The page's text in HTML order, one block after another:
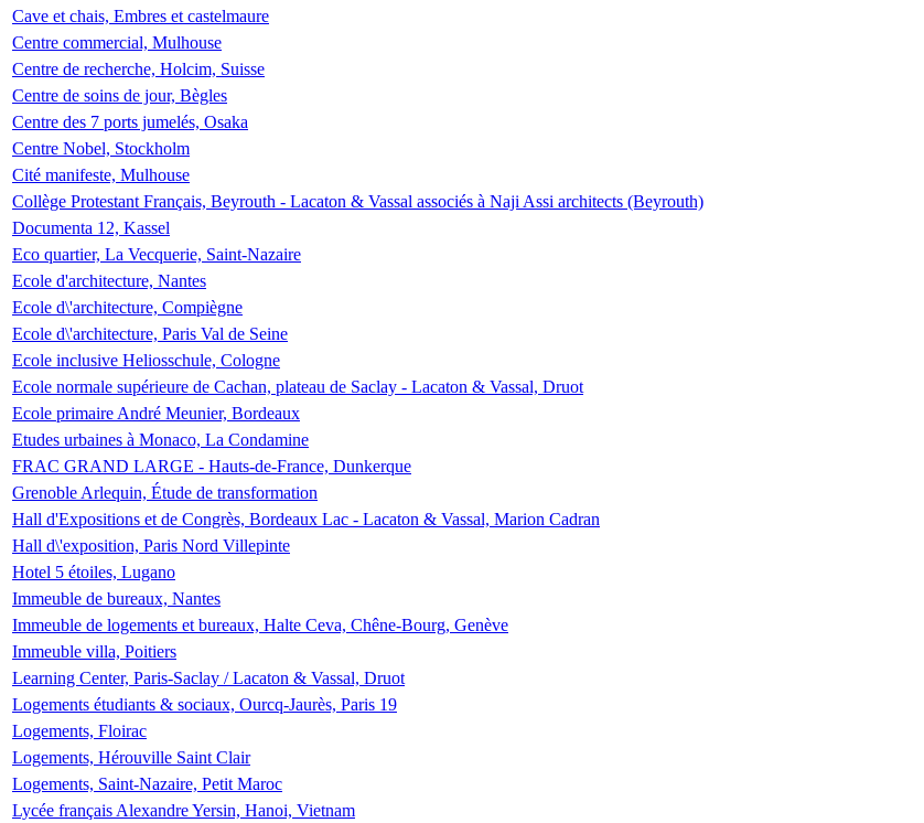
Cave et chais, Embres et castelmaure
Centre commercial, Mulhouse
Centre de recherche, Holcim, Suisse
Centre de soins de jour, Bègles
Centre des 7 ports jumelés, Osaka
Centre Nobel, Stockholm
Cité manifeste, Mulhouse
Collège Protestant Français, Beyrouth - Lacaton & Vassal associés à Naji Assi architects (Beyrouth)
Documenta 12, Kassel
Eco quartier, La Vecquerie, Saint-Nazaire
Ecole d'architecture, Nantes
Ecole d\'architecture, Compiègne
Ecole d\'architecture, Paris Val de Seine
Ecole inclusive Heliosschule, Cologne
Ecole normale supérieure de Cachan, plateau de Saclay - Lacaton & Vassal, Druot
Ecole primaire André Meunier, Bordeaux
Etudes urbaines à Monaco, La Condamine
FRAC GRAND LARGE - Hauts-de-France, Dunkerque
Grenoble Arlequin, Étude de transformation
Hall d'Expositions et de Congrès, Bordeaux Lac - Lacaton & Vassal, Marion Cadran
Hall d\'exposition, Paris Nord Villepinte
Hotel 5 étoiles, Lugano
Immeuble de bureaux, Nantes
Immeuble de logements et bureaux, Halte Ceva, Chêne-Bourg, Genève
Immeuble villa, Poitiers
Learning Center, Paris-Saclay / Lacaton & Vassal, Druot
Logements étudiants & sociaux, Ourcq-Jaurès, Paris 19
Logements, Floirac
Logements, Hérouville Saint Clair
Logements, Saint-Nazaire, Petit Maroc
Lycée français Alexandre Yersin, Hanoi, Vietnam